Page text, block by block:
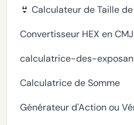
👙 Calculateur de Taille
Convertisseur HEX en
calculatrice-des-
Calculatrice de Somme
Générateur d'Action ou